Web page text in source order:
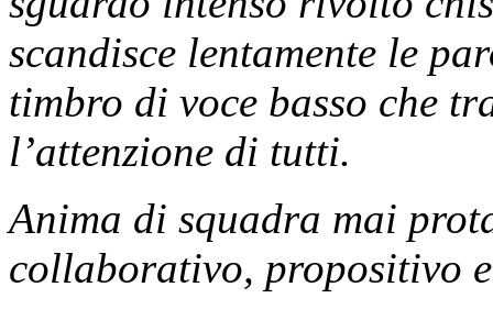
scandisce lentamente le
timbro di voce basso che
l’attenzione di tutti.
Anima di squadra mai
collaborativo, propositivo